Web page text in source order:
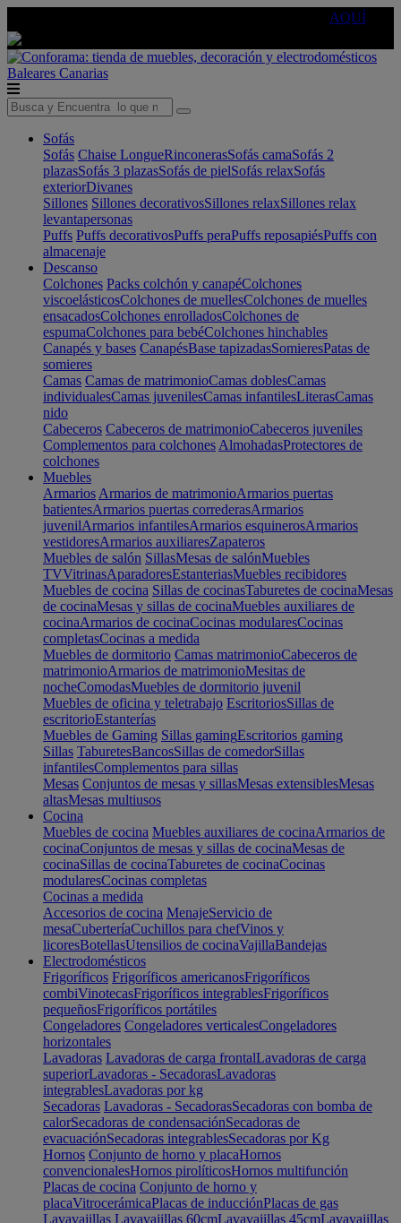
AQUÍ
Baleares Canarias
Sofás
Sofás Chaise LongueRinconerasSofás camaSofás 2
plazasSofás 3 plazasSofás de pielSofás relaxSofás
exteriorDivanes
Sillones Sillones decorativosSillones relaxSillones relax
levantapersonas
Puffs Puffs decorativosPuffs peraPuffs reposapiésPuffs con
almacenaje
Descanso
Colchones Packs colchón y canapéColchones
viscoelásticosColchones de muellesColchones de muelles
ensacadosColchones enrolladosColchones de
espumaColchones para bebéColchones hinchables
Canapés y bases CanapésBase tapizadasSomieresPatas de
somieres
Camas Camas de matrimonioCamas doblesCamas
individualesCamas juvenilesCamas infantilesLiterasCamas
nido
Cabeceros Cabeceros de matrimonioCabeceros juveniles
Complementos para colchones AlmohadasProtectores de
colchones
Muebles
Armarios Armarios de matrimonioArmarios puertas
batientesArmarios puertas correderasArmarios
juvenilArmarios infantilesArmarios esquinerosArmarios
vestidoresArmarios auxiliaresZapateros
Muebles de salón SillasMesas de salónMuebles
TVVitrinasAparadoresEstanteriasMuebles recibidores
Muebles de cocina Sillas de cocinasTaburetes de cocinaMesas
de cocinaMesas y sillas de cocinaMuebles auxiliares de
cocinaArmarios de cocinaCocinas modularesCocinas
completasCocinas a medida
Muebles de dormitorio Camas matrimonioCabeceros de
matrimonioArmarios de matrimonioMesitas de
nocheComodasMuebles de dormitorio juvenil
Muebles de oficina y teletrabajo EscritoriosSillas de
escritorioEstanterías
Muebles de Gaming Sillas gamingEscritorios gaming
Sillas TaburetesBancosSillas de comedorSillas
infantilesComplementos para sillas
Mesas Conjuntos de mesas y sillasMesas extensiblesMesas
altasMesas multiusos
Cocina
Muebles de cocina Muebles auxiliares de cocinaArmarios de
cocinaConjuntos de mesas y sillas de cocinaMesas de
cocinaSillas de cocinaTaburetes de cocinaCocinas
modularesCocinas completas
Cocinas a medida
Accesorios de cocina MenajeServicio de
mesaCuberteríaCuchillos para chefVinos y
licoresBotellasUtensilios de cocinaVajillaBandejas
Electrodomésticos
Frigoríficos Frigoríficos americanosFrigoríficos
combiVinotecasFrigoríficos integrablesFrigoríficos
pequeñosFrigoríficos portátiles
Congeladores Congeladores verticalesCongeladores
horizontales
Lavadoras Lavadoras de carga frontalLavadoras de carga
superiorLavadoras - SecadorasLavadoras
integrablesLavadoras por kg
Secadoras Lavadoras - SecadorasSecadoras con bomba de
calorSecadoras de condensaciónSecadoras de
evacuaciónSecadoras integrablesSecadoras por Kg
Hornos Conjunto de horno y placaHornos
convencionalesHornos pirolíticosHornos multifunción
Placas de cocina Conjunto de horno y
placaVitrocerámicaPlacas de inducciónPlacas de gas
Lavavajillas Lavavajillas 60cmLavavajillas 45cmLavavajillas